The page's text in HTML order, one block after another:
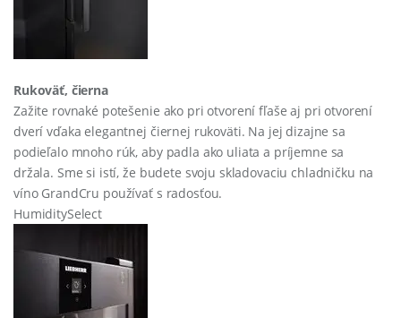
Rukoväť, čierna
Zažite rovnaké potešenie ako pri otvorení fľaše aj pri otvorení
dverí vďaka elegantnej čiernej rukoväti. Na jej dizajne sa
podieľalo mnoho rúk, aby padla ako uliata a príjemne sa
držala. Sme si istí, že budete svoju skladovaciu chladničku na
víno GrandCru používať s radosťou.
HumiditySelect